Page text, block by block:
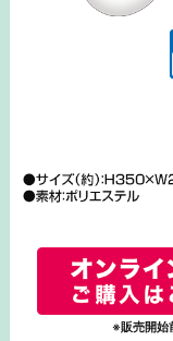
※販売開始